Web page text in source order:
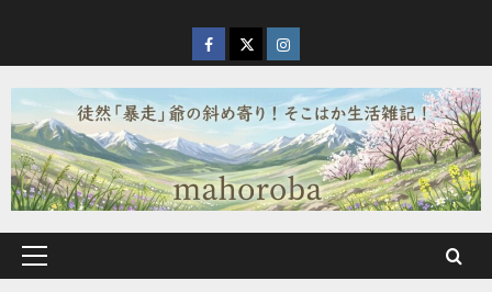
を
ス
キ
ッ
プ
facebook
X Instagram
メ